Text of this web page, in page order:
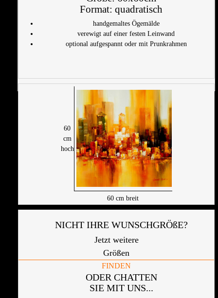
Format: quadratisch
handgemaltes Ögemälde
verewigt auf einer festen Leinwand
optional aufgespannt oder mit Prunkrahmen
60
cm
hoch
60 cm breit
NICHT IHRE WUNSCHGRÖßE?
Jetzt weitere
Größen
FINDEN
ODER CHATTEN
SIE MIT UNS...